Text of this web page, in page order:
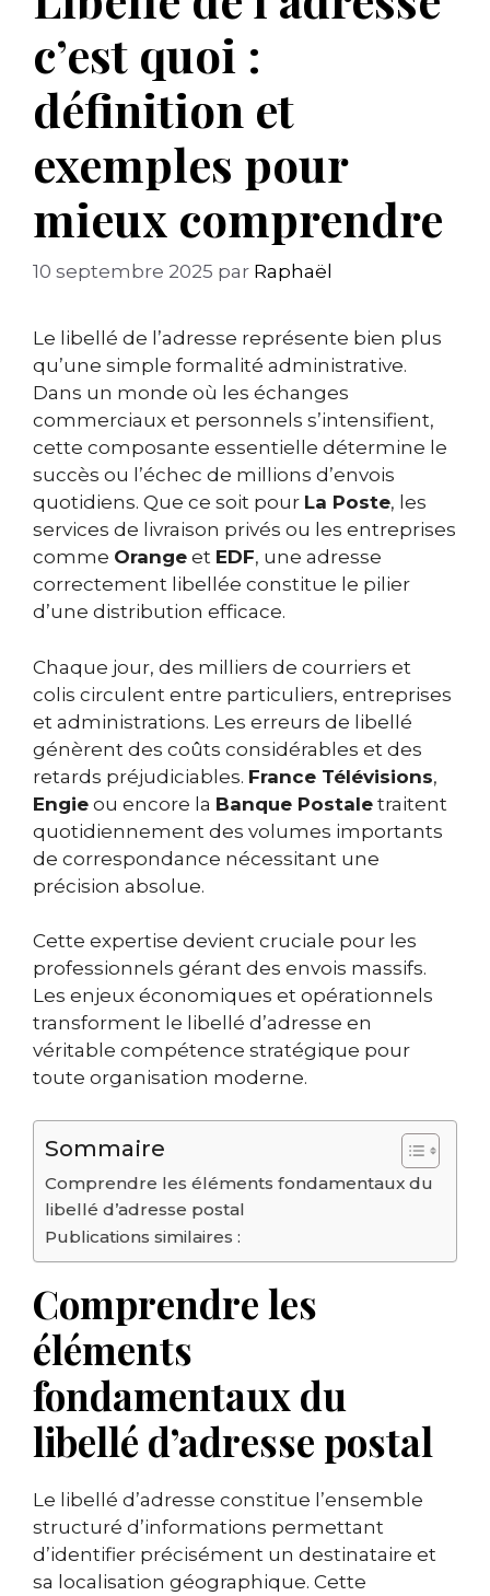
c’est quoi :
définition et
exemples pour
mieux comprendre
10 septembre 2025 par Raphaël
Le libellé de l’adresse représente bien plus
qu’une simple formalité administrative.
Dans un monde où les échanges
commerciaux et personnels s’intensifient,
cette composante essentielle détermine le
succès ou l’échec de millions d’envois
quotidiens. Que ce soit pour La Poste, les
services de livraison privés ou les entreprises
comme Orange et EDF, une adresse
correctement libellée constitue le pilier
d’une distribution efficace.
Chaque jour, des milliers de courriers et
colis circulent entre particuliers, entreprises
et administrations. Les erreurs de libellé
génèrent des coûts considérables et des
retards préjudiciables. France Télévisions,
Engie ou encore la Banque Postale traitent
quotidiennement des volumes importants
de correspondance nécessitant une
précision absolue.
Cette expertise devient cruciale pour les
professionnels gérant des envois massifs.
Les enjeux économiques et opérationnels
transforment le libellé d’adresse en
véritable compétence stratégique pour
toute organisation moderne.
Sommaire
Comprendre les éléments fondamentaux du
libellé d’adresse postal
Publications similaires :
Comprendre les
éléments
fondamentaux du
libellé d’adresse postal
Le libellé d’adresse constitue l’ensemble
structuré d’informations permettant
d’identifier précisément un destinataire et
sa localisation géographique. Cette